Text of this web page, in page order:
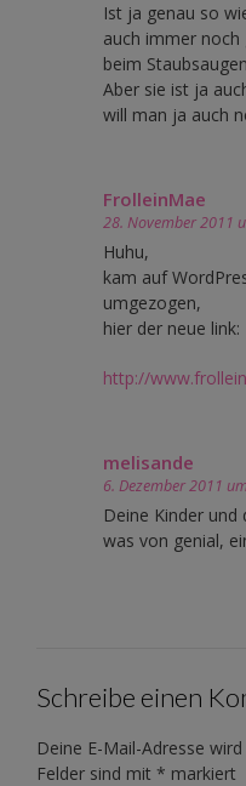
Ist ja genau so
auch immer
beim
Aber sie ist ja
will man ja auch
FrolleinMae
28. November 2011
Huhu,
kam auf
umgezogen,
hier der neue link:
http://
melisande
6. Dezember 2011
Deine Kinder und
was von genial,
Schreibe einen
Deine E-Mail-Adresse
Felder sind mit * markiert